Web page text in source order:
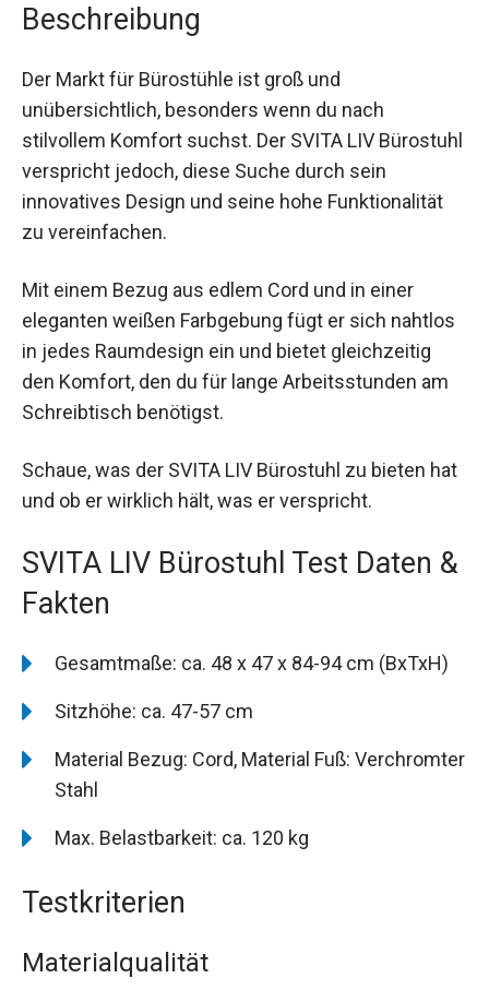
Beschreibung
Der Markt für Bürostühle ist groß und
unübersichtlich, besonders wenn du nach
stilvollem Komfort suchst. Der SVITA LIV Bürostuhl
verspricht jedoch, diese Suche durch sein
innovatives Design und seine hohe Funktionalität
zu vereinfachen.
Mit einem Bezug aus edlem Cord und in einer
eleganten weißen Farbgebung fügt er sich nahtlos
in jedes Raumdesign ein und bietet gleichzeitig
den Komfort, den du für lange Arbeitsstunden am
Schreibtisch benötigst.
Schaue, was der SVITA LIV Bürostuhl zu bieten hat
und ob er wirklich hält, was er verspricht.
SVITA LIV Bürostuhl Test Daten &
Fakten
Gesamtmaße: ca. 48 x 47 x 84-94 cm (BxTxH)
Sitzhöhe: ca. 47-57 cm
Material Bezug: Cord, Material Fuß: Verchromter
Stahl
Max. Belastbarkeit: ca. 120 kg
Testkriterien
Materialqualität